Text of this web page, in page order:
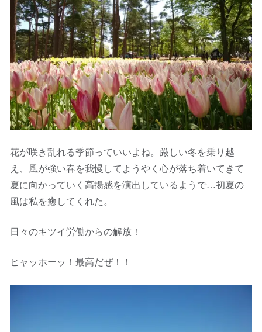
花が咲き乱れる季節っていいよね。厳しい冬を乗り越
え、風が強い春を我慢してようやく心が落ち着いてきて
夏に向かっていく高揚感を演出しているようで…初夏の
風は私を癒してくれた。
日々のキツイ労働からの解放！
ヒャッホーッ！最高だぜ！！